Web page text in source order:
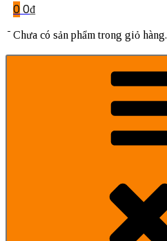
00₫
Chưa có sản phẩm trong giỏ hàng.